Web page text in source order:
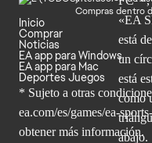
Compras dentro
Inicio
Comprar
Noticias
EA app para Windows
EA app para Mac
Deportes Juegos
* Sujeto a otras
ea.com/es/games/ea-
obtenermás información.